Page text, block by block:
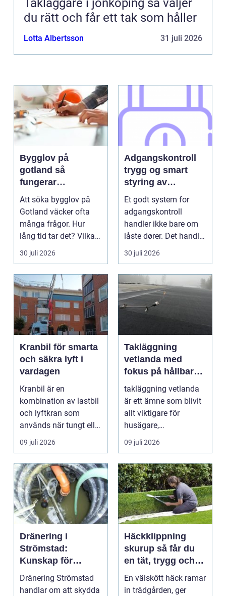
Takläggare i jönköping så väljer
du rätt och får ett tak som håller
Lotta Albertsson 31 juli 2026
Bygglov på
gotland så
fungerar
processen i
praktiken
Att söka bygglov på
Gotland väcker ofta
många frågor. Hur
lång tid tar det? Vilka
handlingar behövs?...
30 juli 2026
Adgangskontroll
trygg og smart
styring av
tilganger
Et godt system for
adgangskontroll
handler ikke bare om
låste dører. Det handler
om å ha oversikt, k...
30 juli 2026
Kranbil för smarta
och säkra lyft i
vardagen
Kranbil är en
kombination av lastbil
och lyftkran som
används när tungt eller
skrymma...
09 juli 2026
Takläggning
vetlanda med
fokus på hållbara
tak och trygga hus
takläggning vetlanda
är ett ämne som blivit
allt viktigare för
husägare,
bostadsrättsföreningar
och ...
09 juli 2026
Dränering i
Strömstad:
Kunskap för
tryggare
husgrunder
Dränering Strömstad
handlar om att skydda
Häckklippning
skurup så får du
en tät, trygg och
snygg häck året
runt
En välskött häck ramar
in trädgården, ger